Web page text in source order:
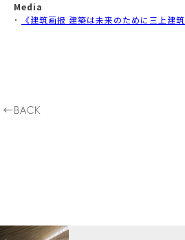
Media
･
《建筑画报 建築は未来のために三上建